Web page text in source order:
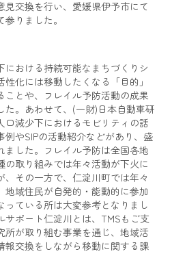
見交換を行い、愛媛県伊予市にて
りました。
における持続可能なまちづくりシ
化には移動したくなる「目的」
ことや、フレイル予防活動の成果
た。あわせて、(一財)日本自動車研
口減少下におけるモビリティの話
やSIPの活動紹介などがあり、盛
ました。フレイル予防は全国各地
の取り組みでは年々活動が下火に
その一方で、仁淀川町では年々
域住民が自発的・能動的に参加
っている所は大変参考となりまし
サポート仁淀川とは、TMSもご支
所が取り組む事業を通じ、地域活
報交換をしながら移動に関する課